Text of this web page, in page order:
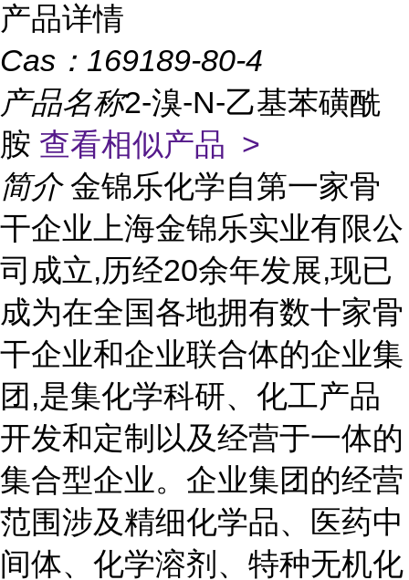
产品详情
Cas： 169189-80-4
产品名称2-溴-N-乙基苯磺酰
胺 查看相似产品 >
简介 金锦乐化学自第一家骨
干企业上海金锦乐实业有限公
司成立,历经20余年发展,现已
成为在全国各地拥有数十家骨
干企业和企业联合体的企业集
团,是集化学科研、化工产品
开发和定制以及经营于一体的
集合型企业。企业集团的经营
范围涉及精细化学品、医药中
间体、化学溶剂、特种无机化